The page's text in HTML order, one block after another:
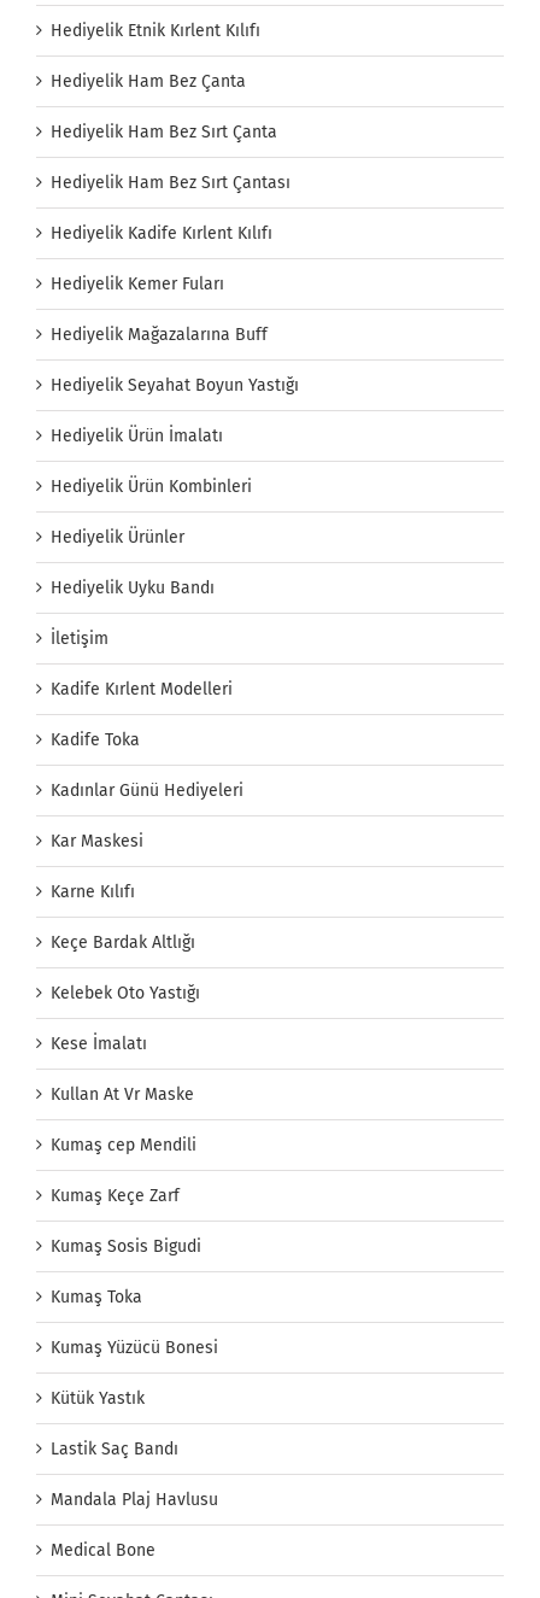
Hediyelik Etnik Kırlent Kılıfı
Hediyelik Ham Bez Çanta
Hediyelik Ham Bez Sırt Çanta
Hediyelik Ham Bez Sırt Çantası
Hediyelik Kadife Kırlent Kılıfı
Hediyelik Kemer Fuları
Hediyelik Mağazalarına Buff
Hediyelik Seyahat Boyun Yastığı
Hediyelik Ürün İmalatı
Hediyelik Ürün Kombinleri
Hediyelik Ürünler
Hediyelik Uyku Bandı
İletişim
Kadife Kırlent Modelleri
Kadife Toka
Kadınlar Günü Hediyeleri
Kar Maskesi
Karne Kılıfı
Keçe Bardak Altlığı
Kelebek Oto Yastığı
Kese İmalatı
Kullan At Vr Maske
Kumaş cep Mendili
Kumaş Keçe Zarf
Kumaş Sosis Bigudi
Kumaş Toka
Kumaş Yüzücü Bonesi
Kütük Yastık
Lastik Saç Bandı
Mandala Plaj Havlusu
Medical Bone